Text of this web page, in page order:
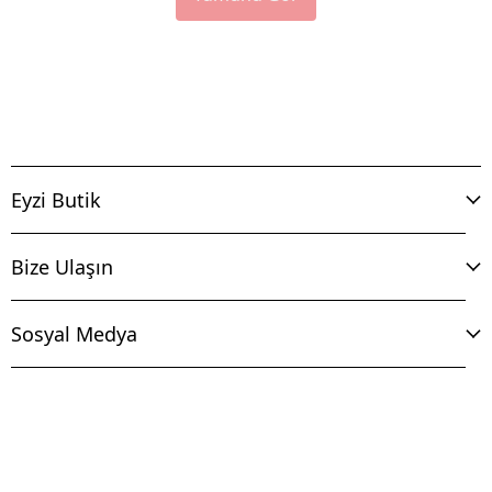
Eyzi Butik
Bize Ulaşın
Sosyal Medya